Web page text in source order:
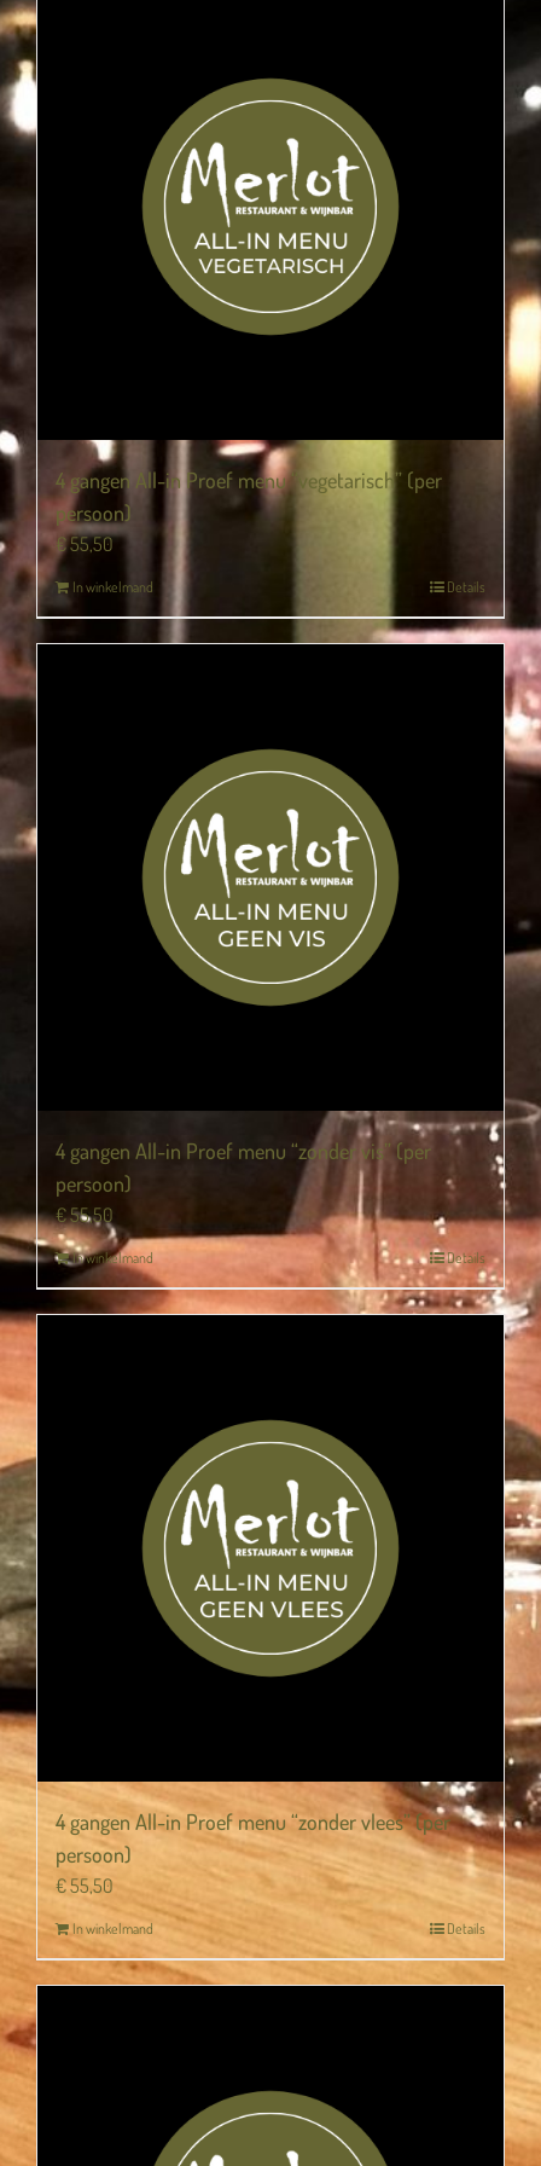
4 gangen All-in Proef menu “vegetarisch” (per
persoon)
€55,50
In winkelmand Details
4 gangen All-in Proef menu “zonder vis” (per
persoon)
€55,50
In winkelmand Details
4 gangen All-in Proef menu “zonder vlees” (per
persoon)
€55,50
In winkelmand Details